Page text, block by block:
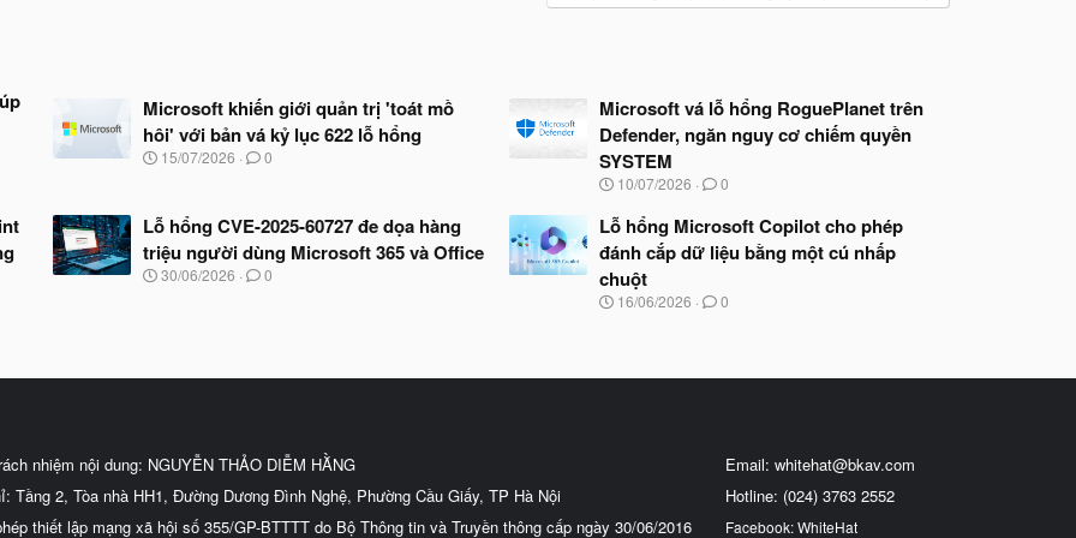
Microsoft khiến giới quản trị 'toát mồ
hôi' với bản vá kỷ lục 622 lỗ hổng
N
y
b
ắ
t
15/07/2026 0
Microsoft vá lỗ hổng RoguePlanet trên
Defender, ngăn nguy cơ chiếm quyền
SYSTEM
N
à
y
b
ắ
t
10/07/2026 0
Lỗ hổng CVE-2025-60727 đe dọa hàng
triệu người dùng Microsoft 365 và Office
N
30/06/2026 0
Lỗ hổng Microsoft Copilot cho phép
đánh cắp dữ liệu bằng một cú nhấp
chuột
N
b
16/06/2026 0
nhiệm nội dung: NGUYỄN THẢO DIỄM HẰNG
Tầng 2, Tòa nhà HH1, Đường Dương Đình Nghệ, Phường Cầu Giấy, TP Hà Nội
thiết lập mạng xã hội số 355/GP-BTTTT do Bộ Thông tin và Truyền thông cấp ngày 30/06/2016
Email: whitehat@bkav.com
Hotline: (024) 3763 2552
Facebook: WhiteHat